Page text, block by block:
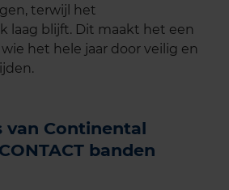
terwijl het
laag blijft. Dit maakt het een
het hele jaar door veilig en
van Continental
banden